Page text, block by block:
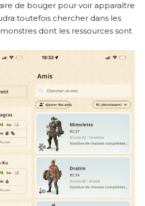
de bouger pour voir apparaître
toutefois chercher dans les
dont les ressources sont